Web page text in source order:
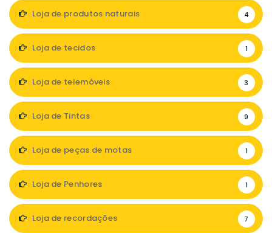
Loja de produtos naturais 4
Loja de tecidos 1
Loja de telemóveis 3
Loja de Tintas 9
Loja de peças de motas 1
Loja de Penhores 1
Loja de recordações 7